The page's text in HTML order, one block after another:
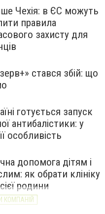
Чехія: в ЄС можуть
правила
захисту для
стався збій: що
готується запуск
антибалістики: у
особливість
допомога дітям і
як обрати клініку
родини
КОМПАНІЙ